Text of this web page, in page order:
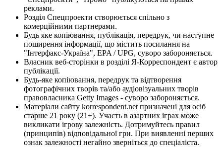
реклами.
Розділ Спецпроекти створюється спільно з
комерційними партнерами.
Будь яке копіювання, публікація, передрук, чи наступне
поширення інформації, що містить посилання на
"Інтерфакс-Україна", EPA / UPG, суворо забороняється.
Власник веб-сторінки в розділі Я-Корреспондент є автор
публікації.
Будь-яке копіювання, передрук та відтворення
фотографічних творів та/або аудіовізуальних творів
правовласника Getty Images - суворо забороняється.
Матеріали сайту korrespondent.net призначені для осіб
старше 21 року (21+). Участь в азартних іграх може
викликати ігрову залежність. Дотримуйтесь правил
(принципів) відповідальної гри. При виявленні перших
ознак залежності негайно зверніться до спеціаліста.